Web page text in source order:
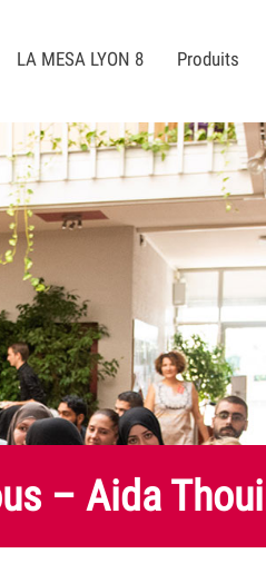
LA MESA LYON 8 Produits
– Aida